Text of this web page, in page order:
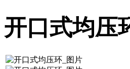
开口式均压